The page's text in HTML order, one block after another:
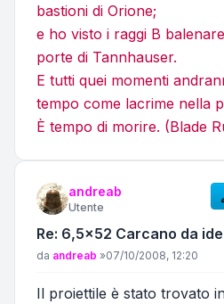
bastioni di Orione;
e ho visto i raggi B
porte di Tannhauser.
E tutti quei momenti
tempo come lacrime nella
È tempo di morire. (Blade
andreab
Utente
Re: 6,5x52 Carcano da
Messaggio
da andreab »07/10/2008, 12:20
Il proiettile è stato trovato